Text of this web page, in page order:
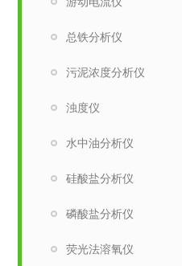
总铁分析仪
污泥浓度分析仪
浊度仪
水中油分析仪
硅酸盐分析仪
磷酸盐分析仪
荧光法溶氧仪